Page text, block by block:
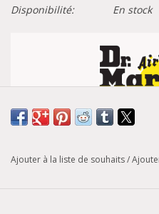
Disponibilité:
En stock
Ajouter à la liste de souhaits/